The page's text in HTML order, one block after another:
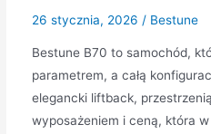
tylko
wygląda”)
26 stycznia, 2026 / Bestune
Bestune B70 to samochód,
parametrem, a całą
elegancki liftback,
wyposażeniem i ceną, która